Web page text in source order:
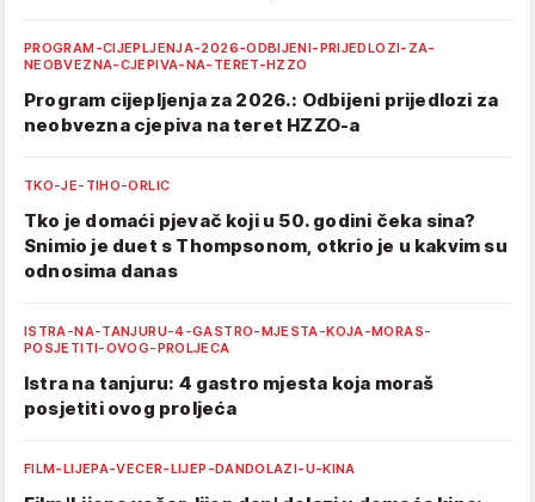
PROGRAM-CIJEPLJENJA-2026-ODBIJENI-PRIJEDLOZI-ZA-
NEOBVEZNA-CJEPIVA-NA-TERET-HZZO
Program cijepljenja za 2026.: Odbijeni prijedlozi za
neobvezna cjepiva na teret HZZO-a
TKO-JE-TIHO-ORLIC
Tko je domaći pjevač koji u 50. godini čeka sina?
Snimio je duet s Thompsonom, otkrio je u kakvim su
odnosima danas
ISTRA-NA-TANJURU-4-GASTRO-MJESTA-KOJA-MORAS-
POSJETITI-OVOG-PROLJECA
Istra na tanjuru: 4 gastro mjesta koja moraš
posjetiti ovog proljeća
FILM-LIJEPA-VECER-LIJEP-DANDOLAZI-U-KINA